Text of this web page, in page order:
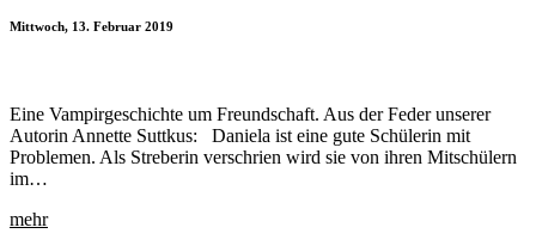
Mittwoch, 13. Februar 2019
Eine Vampirgeschichte um Freundschaft. Aus der Feder unserer
Autorin Annette Suttkus: Daniela ist eine gute Schülerin mit
Problemen. Als Streberin verschrien wird sie von ihren Mitschülern
im…
mehr